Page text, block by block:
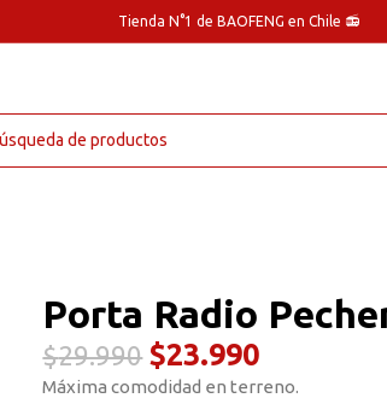
Tienda N°1 de BAOFENG en Chile 📻
Porta Radio
$29.990 $23.990
Máxima comodidad en terreno.